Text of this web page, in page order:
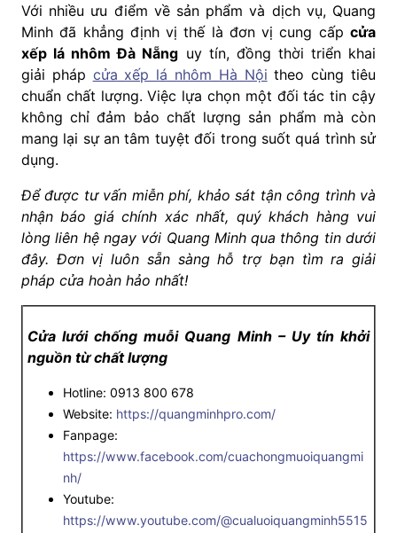
Với nhiều ưu điểm về sản phẩm và dịch vụ, Quang
Minh đã khẳng định vị thế là đơn vị cung cấp cửa
xếp lá nhôm Đà Nẵng uy tín, đồng thời triển khai
giải pháp cửa xếp lá nhôm Hà Nội theo cùng tiêu
chuẩn chất lượng. Việc lựa chọn một đối tác tin cậy
không chỉ đảm bảo chất lượng sản phẩm mà còn
mang lại sự an tâm tuyệt đối trong suốt quá trình sử
dụng.
Để được tư vấn miễn phí, khảo sát tận công trình và
nhận báo giá chính xác nhất, quý khách hàng vui
lòng liên hệ ngay với Quang Minh qua thông tin dưới
đây. Đơn vị luôn sẵn sàng hỗ trợ bạn tìm ra giải
pháp cửa hoàn hảo nhất!
Cửa lưới chống muỗi Quang Minh – Uy tín khởi
nguồn từ chất lượng
Hotline: 0913 800 678
Website: https://quangminhpro.com/
Fanpage:
https://www.facebook.com/cuachongmuoiquangmi
nh/
Youtube:
https://www.youtube.com/@cualuoiquangminh5515